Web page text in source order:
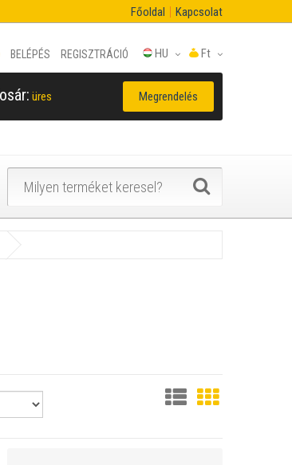
Főoldal Kapcsolat
Ft
HU
BELÉPÉS REGISZTRÁCIÓ
üres Megrendelés